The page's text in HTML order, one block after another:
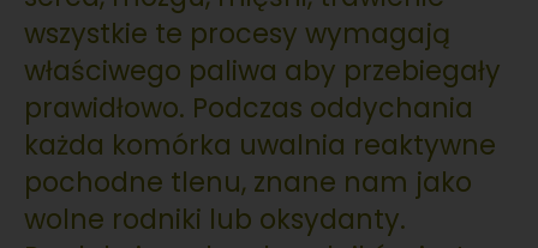
wszystkie te procesy wymagają
właściwego paliwa aby przebiegały
prawidłowo. Podczas oddychania
każda komórka uwalnia reaktywne
pochodne tlenu, znane nam jako
wolne rodniki lub oksydanty.